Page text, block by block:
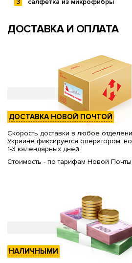
салфетка из микрофибры
ДОСТАВКА И ОПЛАТА
ДОСТАВКА НОВОЙ ПОЧТОЙ
Скорость доставки в любое
Украине фиксируется оператором,
1-3 календарных дней.
Стоимость - по тарифам Новой Почты.
НАЛИЧНЫМИ